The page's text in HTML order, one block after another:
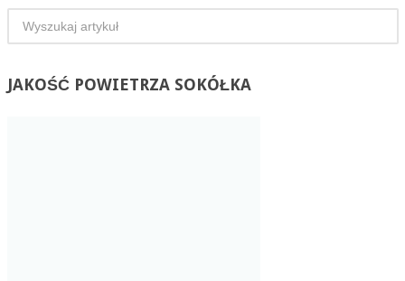
JAKOŚĆPOWIETRZA SOKÓŁKA